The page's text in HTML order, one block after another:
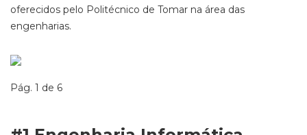
oferecidos pelo Politécnico de Tomar na área das
engenharias.
Pág. 1 de 6